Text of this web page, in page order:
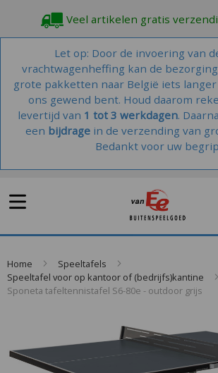
Veel artikelen gratis
Let op: Door de invoering van
vrachtwagenheffing kan de
grote pakketten naar België iets
ons gewend bent. Houd daarom
levertijd van 1 tot 3 werkdagen.
een bijdrage in de verzending van
Bedankt voor uw
Home
Speeltafels
Speeltafel voor op kantoor of (bedrijfs)kantine
Sponeta tafeltennistafel S6-80e - outdoor grijs
the
end